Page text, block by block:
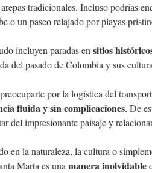
tradicionales. Incluso podrías
o un paseo relajado por playas
incluyen paradas en sitios
del pasado de Colombia y sus
por la logística del
fluida y sin complicaciones. De
del impresionante paisaje y
en la naturaleza, la cultura o
Marta es una manera inolvidable